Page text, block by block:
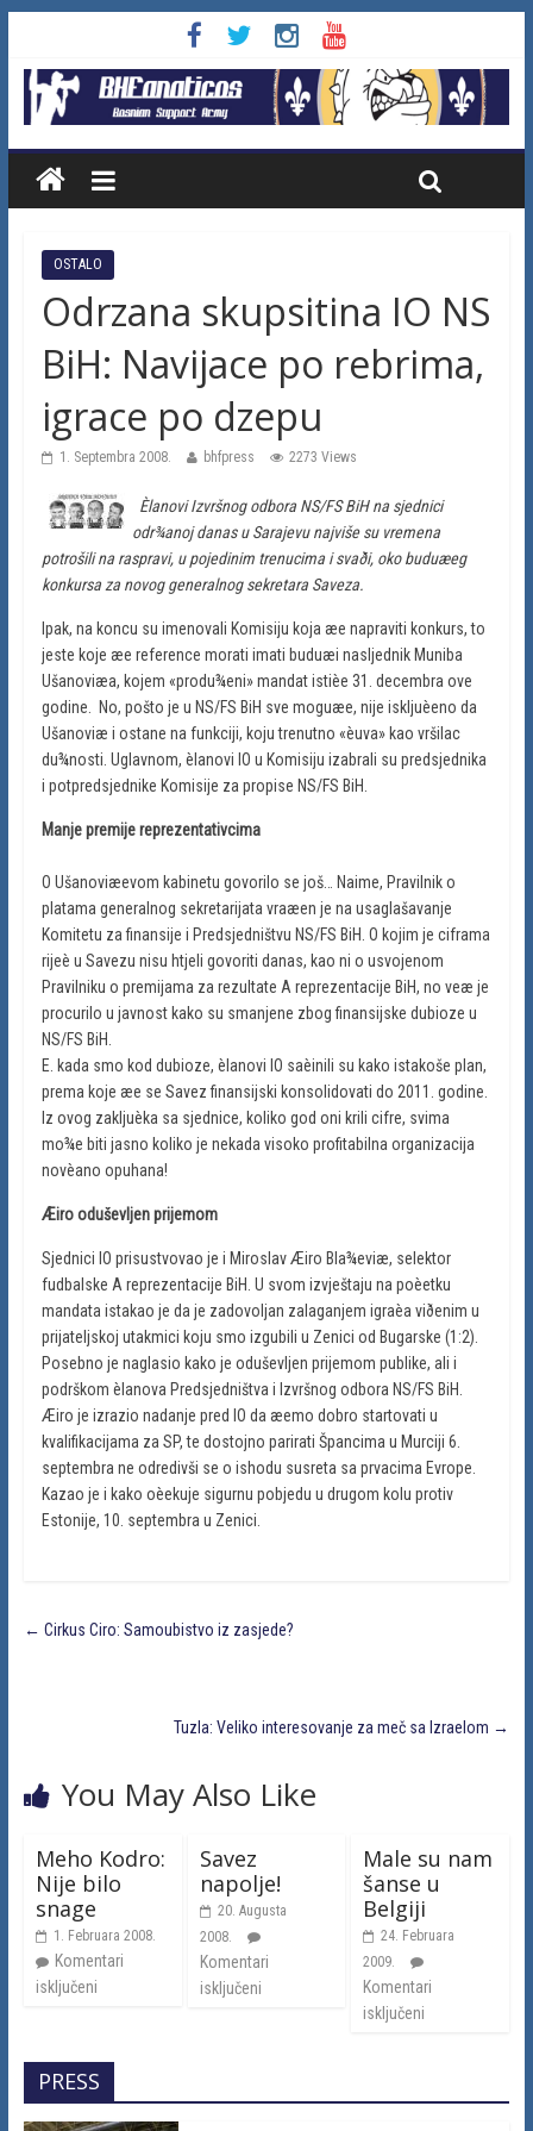
OSTALO
Odrzana skupsitina IO NS
BiH: Navijace po rebrima,
igrace po dzepu
1. Septembra 2008. bhfpress 2273 Views
Èlanovi Izvršnog odbora NS/FS BiH na sjednici
odr¾anoj danas u Sarajevu najviše su vremena
potrošili na raspravi, u pojedinim trenucima i svaði, oko buduæeg
konkursa za novog generalnog sekretara Saveza.
Ipak, na koncu su imenovali Komisiju koja æe napraviti konkurs, to
jeste koje æe reference morati imati buduæi nasljednik Muniba
Ušanoviæa, kojem «produ¾eni» mandat istièe 31. decembra ove
godine. No, pošto je u NS/FS BiH sve moguæe, nije iskljuèeno da
Ušanoviæ i ostane na funkciji, koju trenutno «èuva» kao vršilac
du¾nosti. Uglavnom, èlanovi IO u Komisiju izabrali su predsjednika
i potpredsjednike Komisije za propise NS/FS BiH.
Manje premije reprezentativcima
O Ušanoviæevom kabinetu govorilo se još… Naime, Pravilnik o
platama generalnog sekretarijata vraæen je na usaglašavanje
Komitetu za finansije i Predsjedništvu NS/FS BiH. O kojim je ciframa
rijeè u Savezu nisu htjeli govoriti danas, kao ni o usvojenom
Pravilniku o premijama za rezultate A reprezentacije BiH, no veæ je
procurilo u javnost kako su smanjene zbog finansijske dubioze u
NS/FS BiH.
E. kada smo kod dubioze, èlanovi IO saèinili su kako istakoše plan,
prema koje æe se Savez finansijski konsolidovati do 2011. godine.
Iz ovog zakljuèka sa sjednice, koliko god oni krili cifre, svima
mo¾e biti jasno koliko je nekada visoko profitabilna organizacija
novèano opuhana!
Æiro oduševljen prijemom
Sjednici IO prisustvovao je i Miroslav Æiro Bla¾eviæ, selektor
fudbalske A reprezentacije BiH. U svom izvještaju na poèetku
mandata istakao je da je zadovoljan zalaganjem igraèa viðenim u
prijateljskoj utakmici koju smo izgubili u Zenici od Bugarske (1:2).
Posebno je naglasio kako je oduševljen prijemom publike, ali i
podrškom èlanova Predsjedništva i Izvršnog odbora NS/FS BiH.
Æiro je izrazio nadanje pred IO da æemo dobro startovati u
kvalifikacijama za SP, te dostojno parirati Špancima u Murciji 6.
septembra ne odredivši se o ishodu susreta sa prvacima Evrope.
Kazao je i kako oèekuje sigurnu pobjedu u drugom kolu protiv
Estonije, 10. septembra u Zenici.
← Cirkus Ciro: Samoubistvo iz zasjede?
Tuzla: Veliko interesovanje za meč sa Izraelom →
You May Also Like
Meho Kodro:
Nije bilo
snage
1. Februara 2008.
Komentari
isključeni
Savez
napolje!
20. Augusta
2008.
Komentari
isključeni
Male su nam
šanse u
Belgiji
24. Februara
2009.
Komentari
isključeni
PRESS